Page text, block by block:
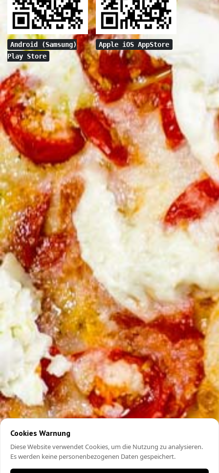
Android (Samsung)
Play Store
Apple iOS AppStore
Cookies Warnung
Diese Website verwendet Cookies, um die Nutzung zu analysieren.
Es werden keine personenbezogenen Daten gespeichert.